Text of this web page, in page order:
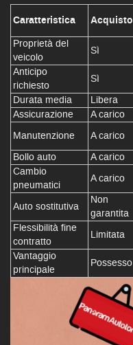
Caratteristica Acquisto
Proprietà del
veicolo
Sì
Anticipo
richiesto
Sì
Durata media
Libera
Assicurazione
A carico
Manutenzione
A carico
Bollo auto
A carico
Cambio
pneumatici
A carico
Auto sostitutiva
Non
garantita
Flessibilità fine
contratto
Limitata
Vantaggio
principale
Possesso